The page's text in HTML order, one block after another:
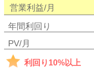
営業利益/月
年間利回り
PV/月
利回り10%以上